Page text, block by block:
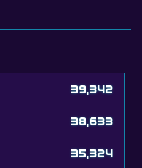
39,342
38,633
35,324